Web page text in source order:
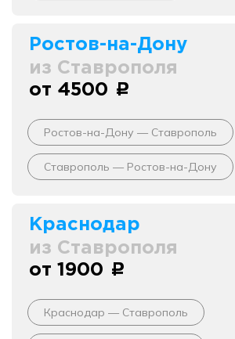
Ростов-на-Дону
из Ставрополя
от 4500 c
Ростов-на-Дону — Ставрополь
Ставрополь — Ростов-на-Дону
Краснодар
из Ставрополя
от 1900 c
Краснодар — Ставрополь